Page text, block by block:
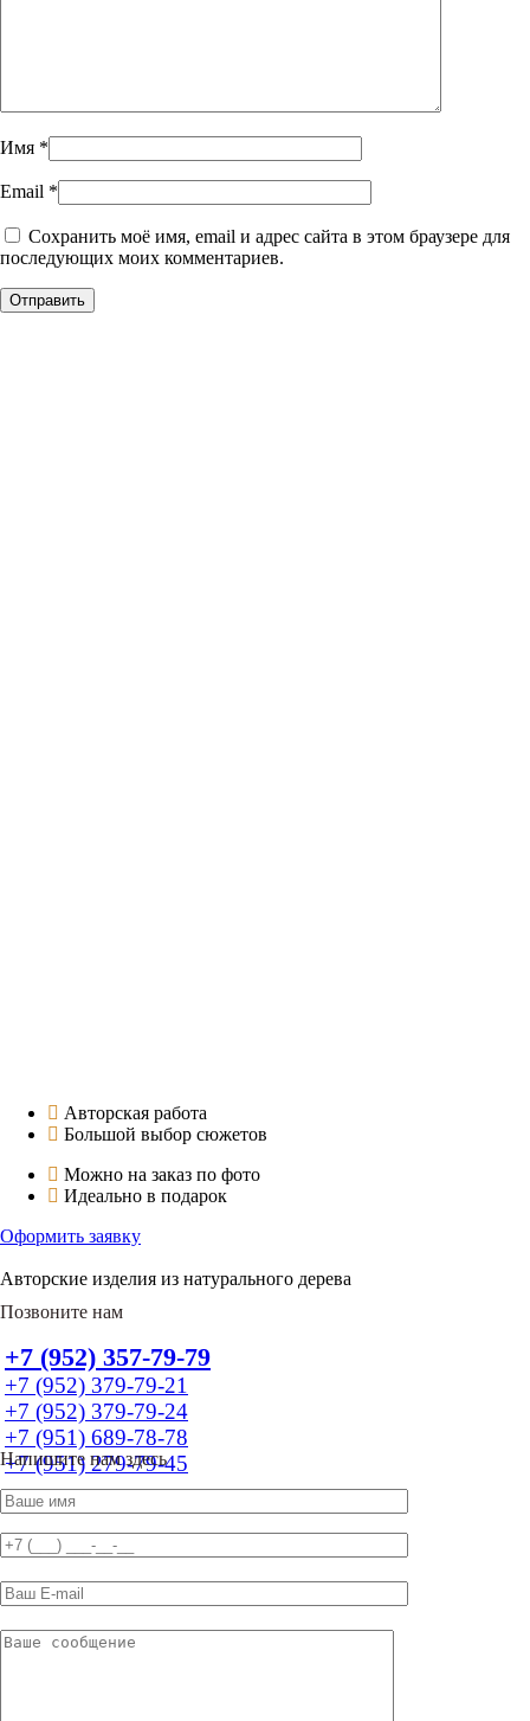
Имя *
Email *
Сохранить моё имя, email и адрес сайта в этом браузере для
последующих моих комментариев.
Авторская работа
Большой выбор сюжетов
Можно на заказ по фото
Идеально в подарок
Оформить заявку
Авторские изделия из натурального дерева
Позвоните нам
+7 (952) 357-79-79
+7 (952) 379-79-21
+7 (952) 379-79-24
+7 (951) 689-78-78
+7 (951) 279-79-45
Напишите нам здесь